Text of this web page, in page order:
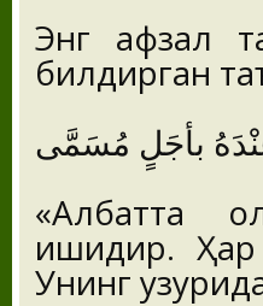
Энг афзал
билдирган
بأجَلٍ مُسَمَّى
«Албатта
ишидир.
Унинг